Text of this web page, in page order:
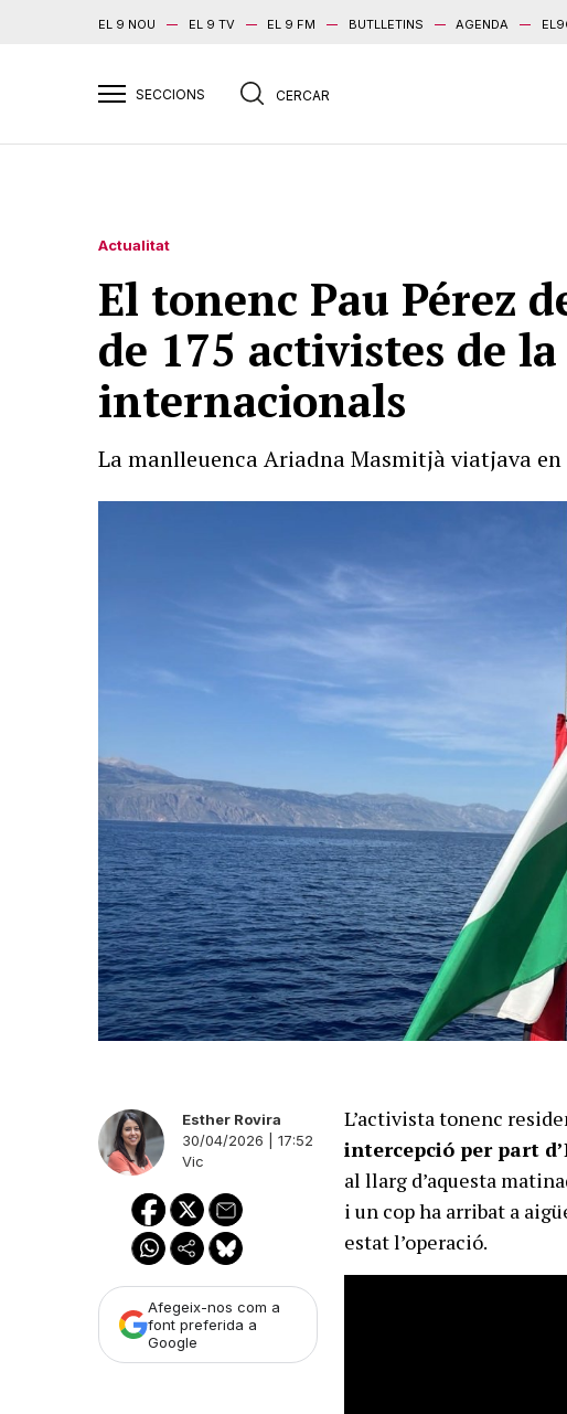
EL 9 NOU EL 9 TV EL 9 FM BUTLLETINS AGENDA
Actualitat
El tonenc Pau Pérez
de 175 activistes de
internacionals
La manlleuenca Ariadna Masmitjà viatjava
Esther Rovira
30/04/2026 | 17:52
Vic
Afegeix-nos com a
font preferida a
Google
L’activista tonenc
intercepció per part
al llarg d’aquesta
i un cop ha arribat a
estat l’operació.